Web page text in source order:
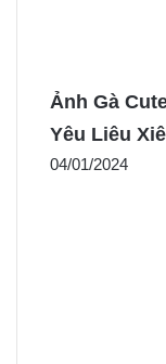
Ảnh Gà
Yêu Liêu
04/01/2024